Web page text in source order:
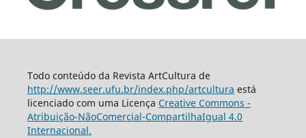
Todo conteúdo da Revista ArtCultura de
http://www.seer.ufu.br/index.php/artcultura está
licenciado com uma Licença Creative Commons -
Atribuição-NãoComercial-CompartilhaIgual 4.0
Internacional.